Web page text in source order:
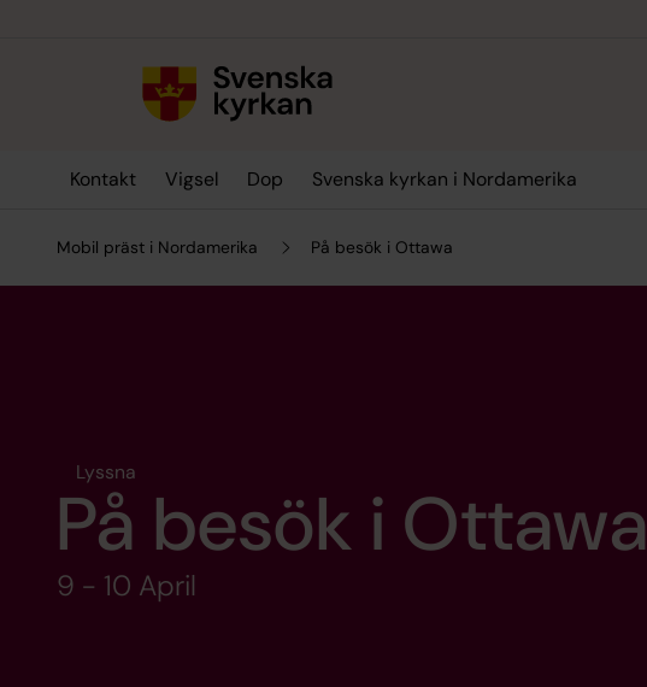
Kontakt Vigsel Dop Svenska kyrkan i Nordamerika
Mobil präst i Nordamerika På besök i Ottawa
Lyssna
På besök i Ottawa
9 - 10 April